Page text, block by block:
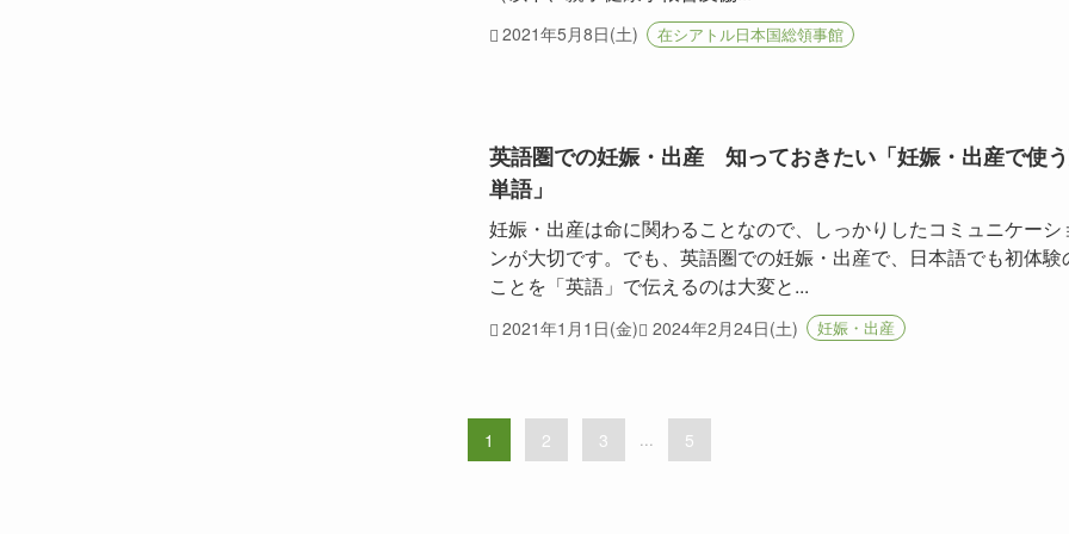
2021年5月8日(土) 在シアトル日本国総領事館
英語圏での妊娠・出産 知っておきたい「妊娠・出産で使
単語」
妊娠・出産は命に関わることなので、しっかりしたコミュニケーシ
ンが大切です。でも、英語圏での妊娠・出産で、日本語でも初体験
ことを「英語」で伝えるのは大変と...
2021年1月1日(金) 2024年2月24日(土) 妊娠・出産
1 2 3 ... 5